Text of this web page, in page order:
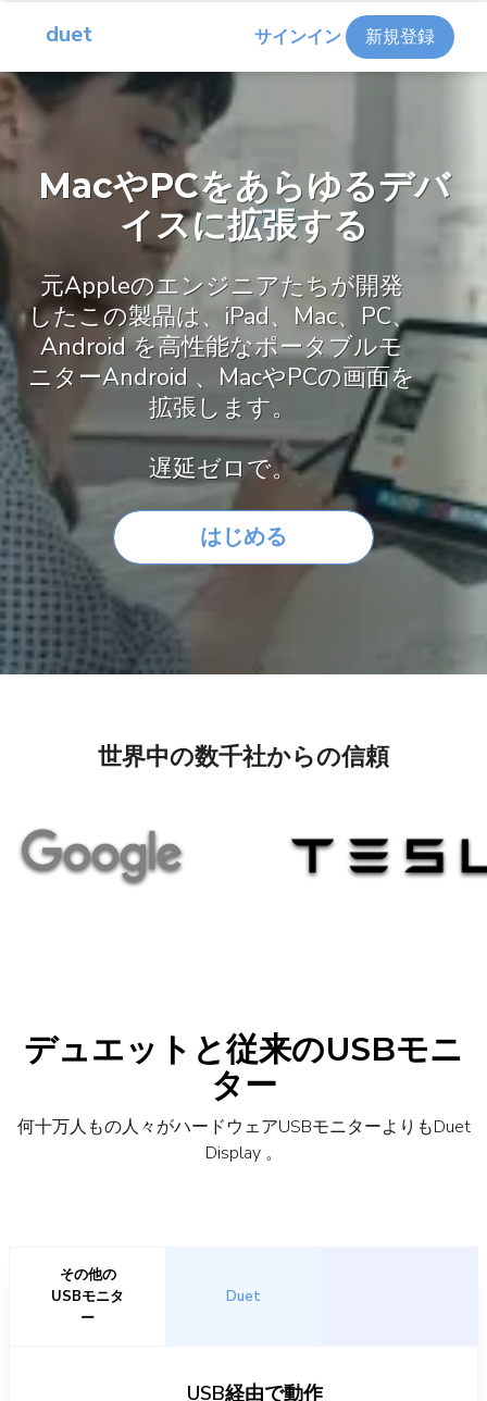
duet サインイン 新規登録
MacやPCをあらゆるデバ
イスに拡張する
元Appleのエンジニアたちが開発
したこの製品は、iPad、Mac、PC、
Android を高性能なポータブルモ
ニターAndroid 、MacやPCの画面を
拡張します。
遅延ゼロで。
はじめる
世界中の数千社からの信頼
デュエットと従来のUSBモニ
ター
何十万人もの人々がハードウェアUSBモニターよりもDuet
Display 。
その他の
USBモニタ
ー
Duet
USB経由で動作